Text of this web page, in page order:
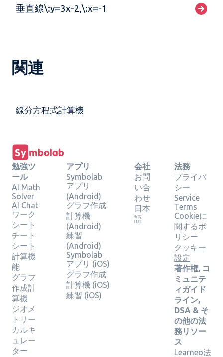
垂直線\:y=3x-2,\:x=-1
関連
線分方程式計算機
勉強ツ
ール
AI Math
Solver
AI Chat
ワーク
シート
チート
シート
計算機
能
グラフ
作成計
算機
ジオメ
トリー
カルキ
ュレー
ター
アプリ
Symbolab
アプリ
(Android)
グラフ作成
計算機
(Android)
練習
(Android)
Symbolab
アプリ (iOS)
グラフ作成
計算機 (iOS)
練習 (iOS)
会社
お問
い合
わせ
日本
語
法務
プライバ
シー
Service
Terms
Cookieに
関するポ
リシー
クッキー
設定
著作権, コ
ミュニテ
ィガイド
ライン,
DSA & そ
の他の法
務リソー
ス
Learneo法